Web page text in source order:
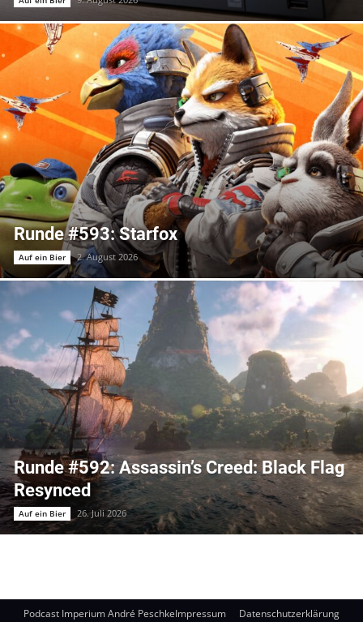
Runde #593: Starfox
Auf ein Bier 2. August 2026
Runde #592: Assassin’s Creed: Black Flag
Resynced
Auf ein Bier 26. Juli 2026
Podcast Imperium André PeschkeImpressum Datenschutzerklärung